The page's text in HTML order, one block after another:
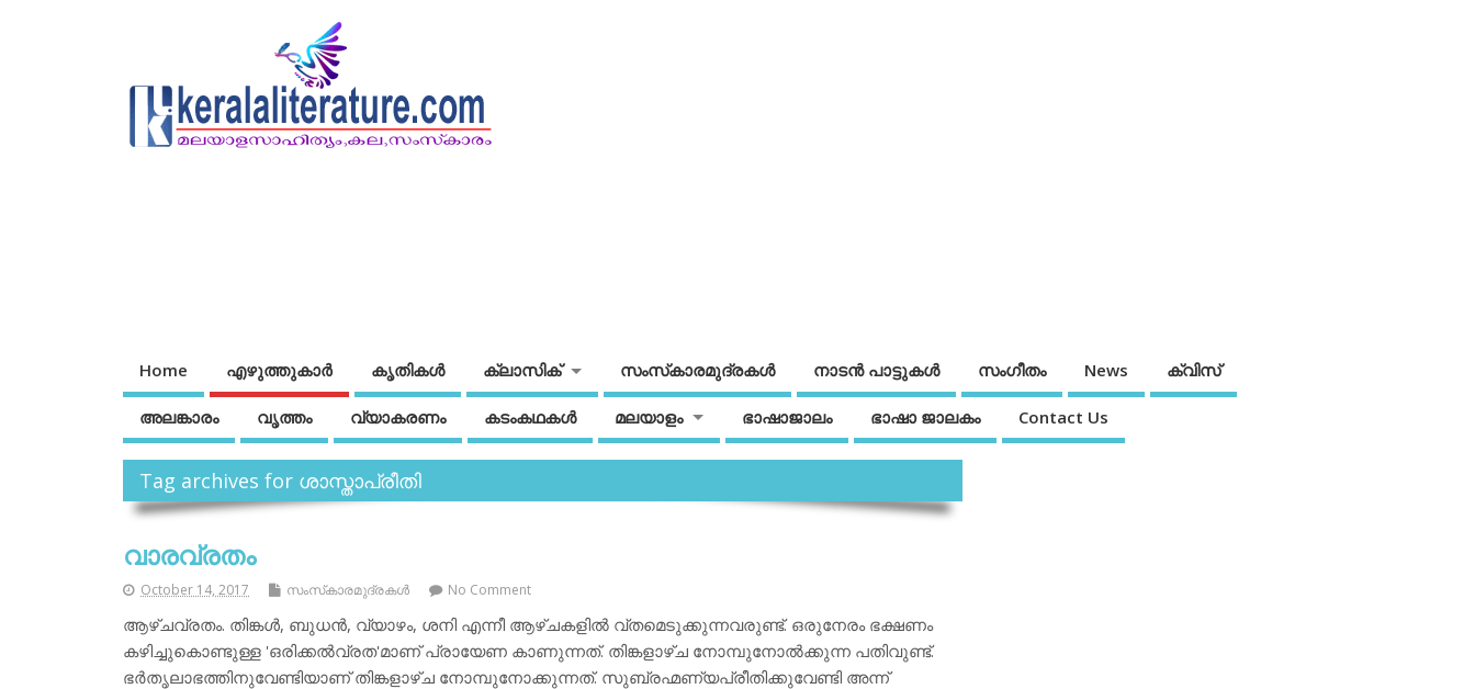
Home എഴുത്തുകാര്‍ കൃതികൾ ക്ലാസിക് സംസ്‌കാരമുദ്രകള്‍ നാടന്‍ പാട്ടുകള്‍ സംഗീതം News ക്വിസ്
അലങ്കാരം വൃത്തം വ്യാകരണം കടംകഥകള്‍ മലയാളം ഭാഷാജാലം ഭാഷാ ജാലകം Contact Us
Tag archives for ശാസ്താപ്രീതി
വാരവ്രതം
October 14, 2017 സംസ്‌കാരമുദ്രകള്‍ No Comment
ആഴ്ചവ്രതം. തിങ്കള്‍, ബുധന്‍, വ്യാഴം, ശനി എന്നീ ആഴ്ചകളില്‍ വ്തമെടുക്കുന്നവരുണ്ട്. ഒരുനേരം ഭക്ഷണം
കഴിച്ചുകൊണ്ടുള്ള 'ഒരിക്കല്‍വ്രത'മാണ് പ്രായേണ കാണുന്നത്. തിങ്കളാഴ്ച നോമ്പുനോല്‍ക്കുന്ന പതിവുണ്ട്.
ഭര്‍തൃലാഭത്തിനുവേണ്ടിയാണ് തിങ്കളാഴ്ച നോമ്പുനോക്കുന്നത്. സുബ്രഹ്മണ്യപ്രീതിക്കുവേണ്ടി അന്ന്